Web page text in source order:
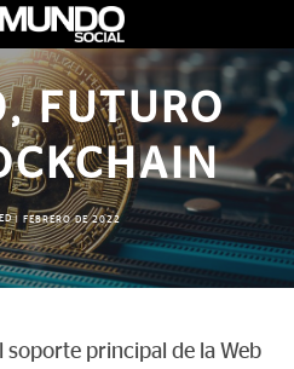
FUTURO
| FEBRERO DE 2022
soporte principal de la Web